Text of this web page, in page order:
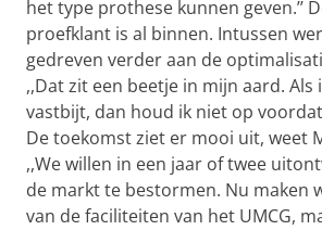
het type prothese kunnen geven.’’
proefklant is al binnen. Intussen
gedreven verder aan de
,,Dat zit een beetje in mijn aard. Als
vastbijt, dan houd ik niet op voordat
De toekomst ziet er mooi uit, weet
,,We willen in een jaar of twee
de markt te bestormen. Nu maken
van de faciliteiten van het UMCG,